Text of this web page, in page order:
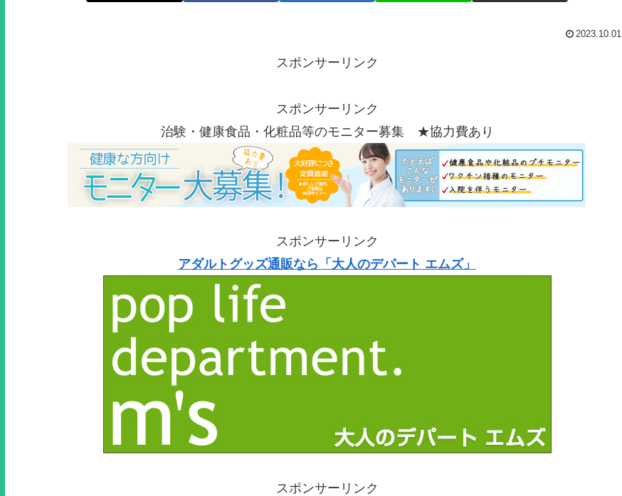
2023.10.01
スポンサーリンク
スポンサーリンク
治験・健康食品・化粧品等のモニター募集 ★協力費あり
スポンサーリンク
アダルトグッズ通販なら「大人のデパート エムズ」
スポンサーリンク